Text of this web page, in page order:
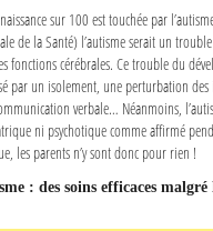
sur 100 est touchée par
de la Santé) l’autisme serait un
fonctions cérébrales. Ce trouble du
par un isolement, une perturbation
verbale… Néanmoins,
ni psychotique comme affirmé
les parents n’y sont donc pour rien !
: des soins efficaces malgré